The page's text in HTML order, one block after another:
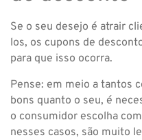
Se o seu desejo é atrair
los, os cupons de
para que isso ocorra.
Pense: em meio a tantos
bons quanto o seu, é
o consumidor escolha
nesses casos, são muito